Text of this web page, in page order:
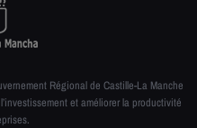
Régional de Castille-La Manche
et améliorer la productivité